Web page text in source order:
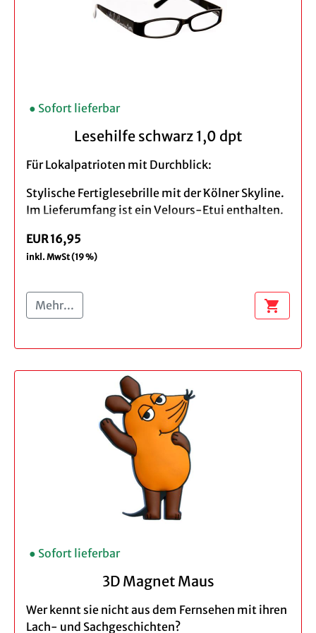
Farbe: rot
Größe: 24 x 15 x 10 cm
Melodie: Kölsche Jung
Achtung: Für Kinder unter 3 Jahren nicht
geeignet. Verschluckbare Kleinteile!
● Sofort lieferbar
Lesehilfe schwarz 1,0 dpt
Für Lokalpatrioten mit Durchblick:
Stylische Fertiglesebrille mit der Kölner Skyline.
Im Lieferumfang ist ein Velours-Etui enthalten.
Produktbeschreibung:
Material: Hochwertiger Kunststoff
Schläfenbreite: 13,3 cm
Farbe: schwarz
Hinweis:
Beide Gläser haben die gleiche
Dioptrienstärke und sind nur geeignet zum
Nahsehen und Lesen.
Nicht geeignet zum Führen von
Kraftfahrzeugen.
EUR 16,95
inkl. MwSt (19 %)
Mehr... shopping_cart
● Sofort lieferbar
3D Magnet Maus
Wer kennt sie nicht aus dem Fernsehen mit ihren
Lach- und Sachgeschichten?